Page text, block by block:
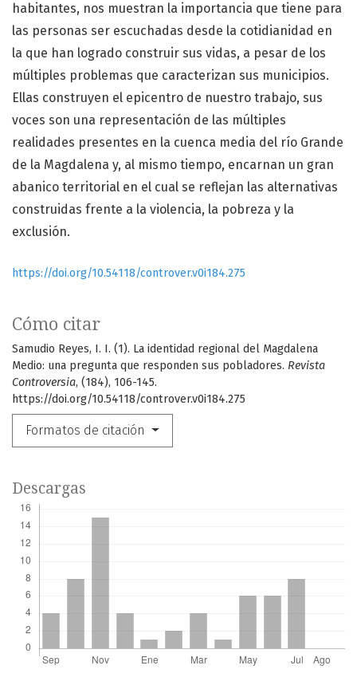
Cómo citar
Samudio Reyes, I. I. (1). La identidad regional del Magdalena
Medio: una pregunta que responden sus pobladores. Revista
Controversia, (184), 106-145.
https://doi.org/10.54118/controver.v0i184.275
Formatos de citación
habitantes, nos muestran la importancia que tiene para
las personas ser escuchadas desde la cotidianidad en
la que han logrado construir sus vidas, a pesar de los
múltiples problemas que caracterizan sus municipios.
Ellas construyen el epicentro de nuestro trabajo, sus
voces son una representación de las múltiples
realidades presentes en la cuenca media del río Grande
de la Magdalena y, al mismo tiempo, encarnan un gran
abanico territorial en el cual se reflejan las alternativas
construidas frente a la violencia, la pobreza y la
exclusión.
https://doi.org/10.54118/controver.v0i184.275
Descargas